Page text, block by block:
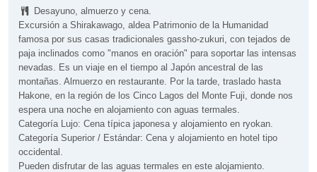
Desayuno, almuerzo y cena.
Excursión a Shirakawago, aldea Patrimonio de la Humanidad
famosa por sus casas tradicionales gassho-zukuri, con tejados de
paja inclinados como "manos en oración" para soportar las intensas
nevadas. Es un viaje en el tiempo al Japón ancestral de las
montañas. Almuerzo en restaurante. Por la tarde, traslado hasta
Hakone, en la región de los Cinco Lagos del Monte Fuji, donde nos
espera una noche en alojamiento con aguas termales.
Categoría Lujo: Cena típica japonesa y alojamiento en ryokan.
Categoría Superior / Estándar: Cena y alojamiento en hotel tipo
occidental.
Pueden disfrutar de las aguas termales en este alojamiento.